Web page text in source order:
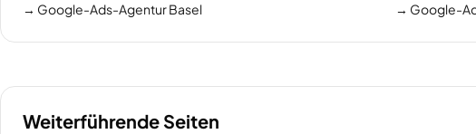
→ Google-Ads-Agentur Basel → Google-
Weiterführende Seiten